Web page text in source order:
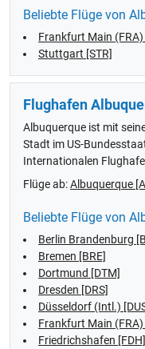
Beliebte Flüge von
Frankfurt Main (FRA)
Stuttgart [STR]
Flughafen
Albuquerque ist mit
Stadt im US-
Internationalen
Flüge ab:Albuquerque
Beliebte Flüge von
Berlin Brandenburg
Bremen [BRE]
Dortmund [DTM]
Dresden [DRS]
Düsseldorf (Intl.)
Frankfurt Main (FRA)
Friedrichshafen [FDH]